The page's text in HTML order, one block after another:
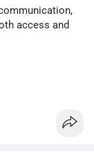
access and